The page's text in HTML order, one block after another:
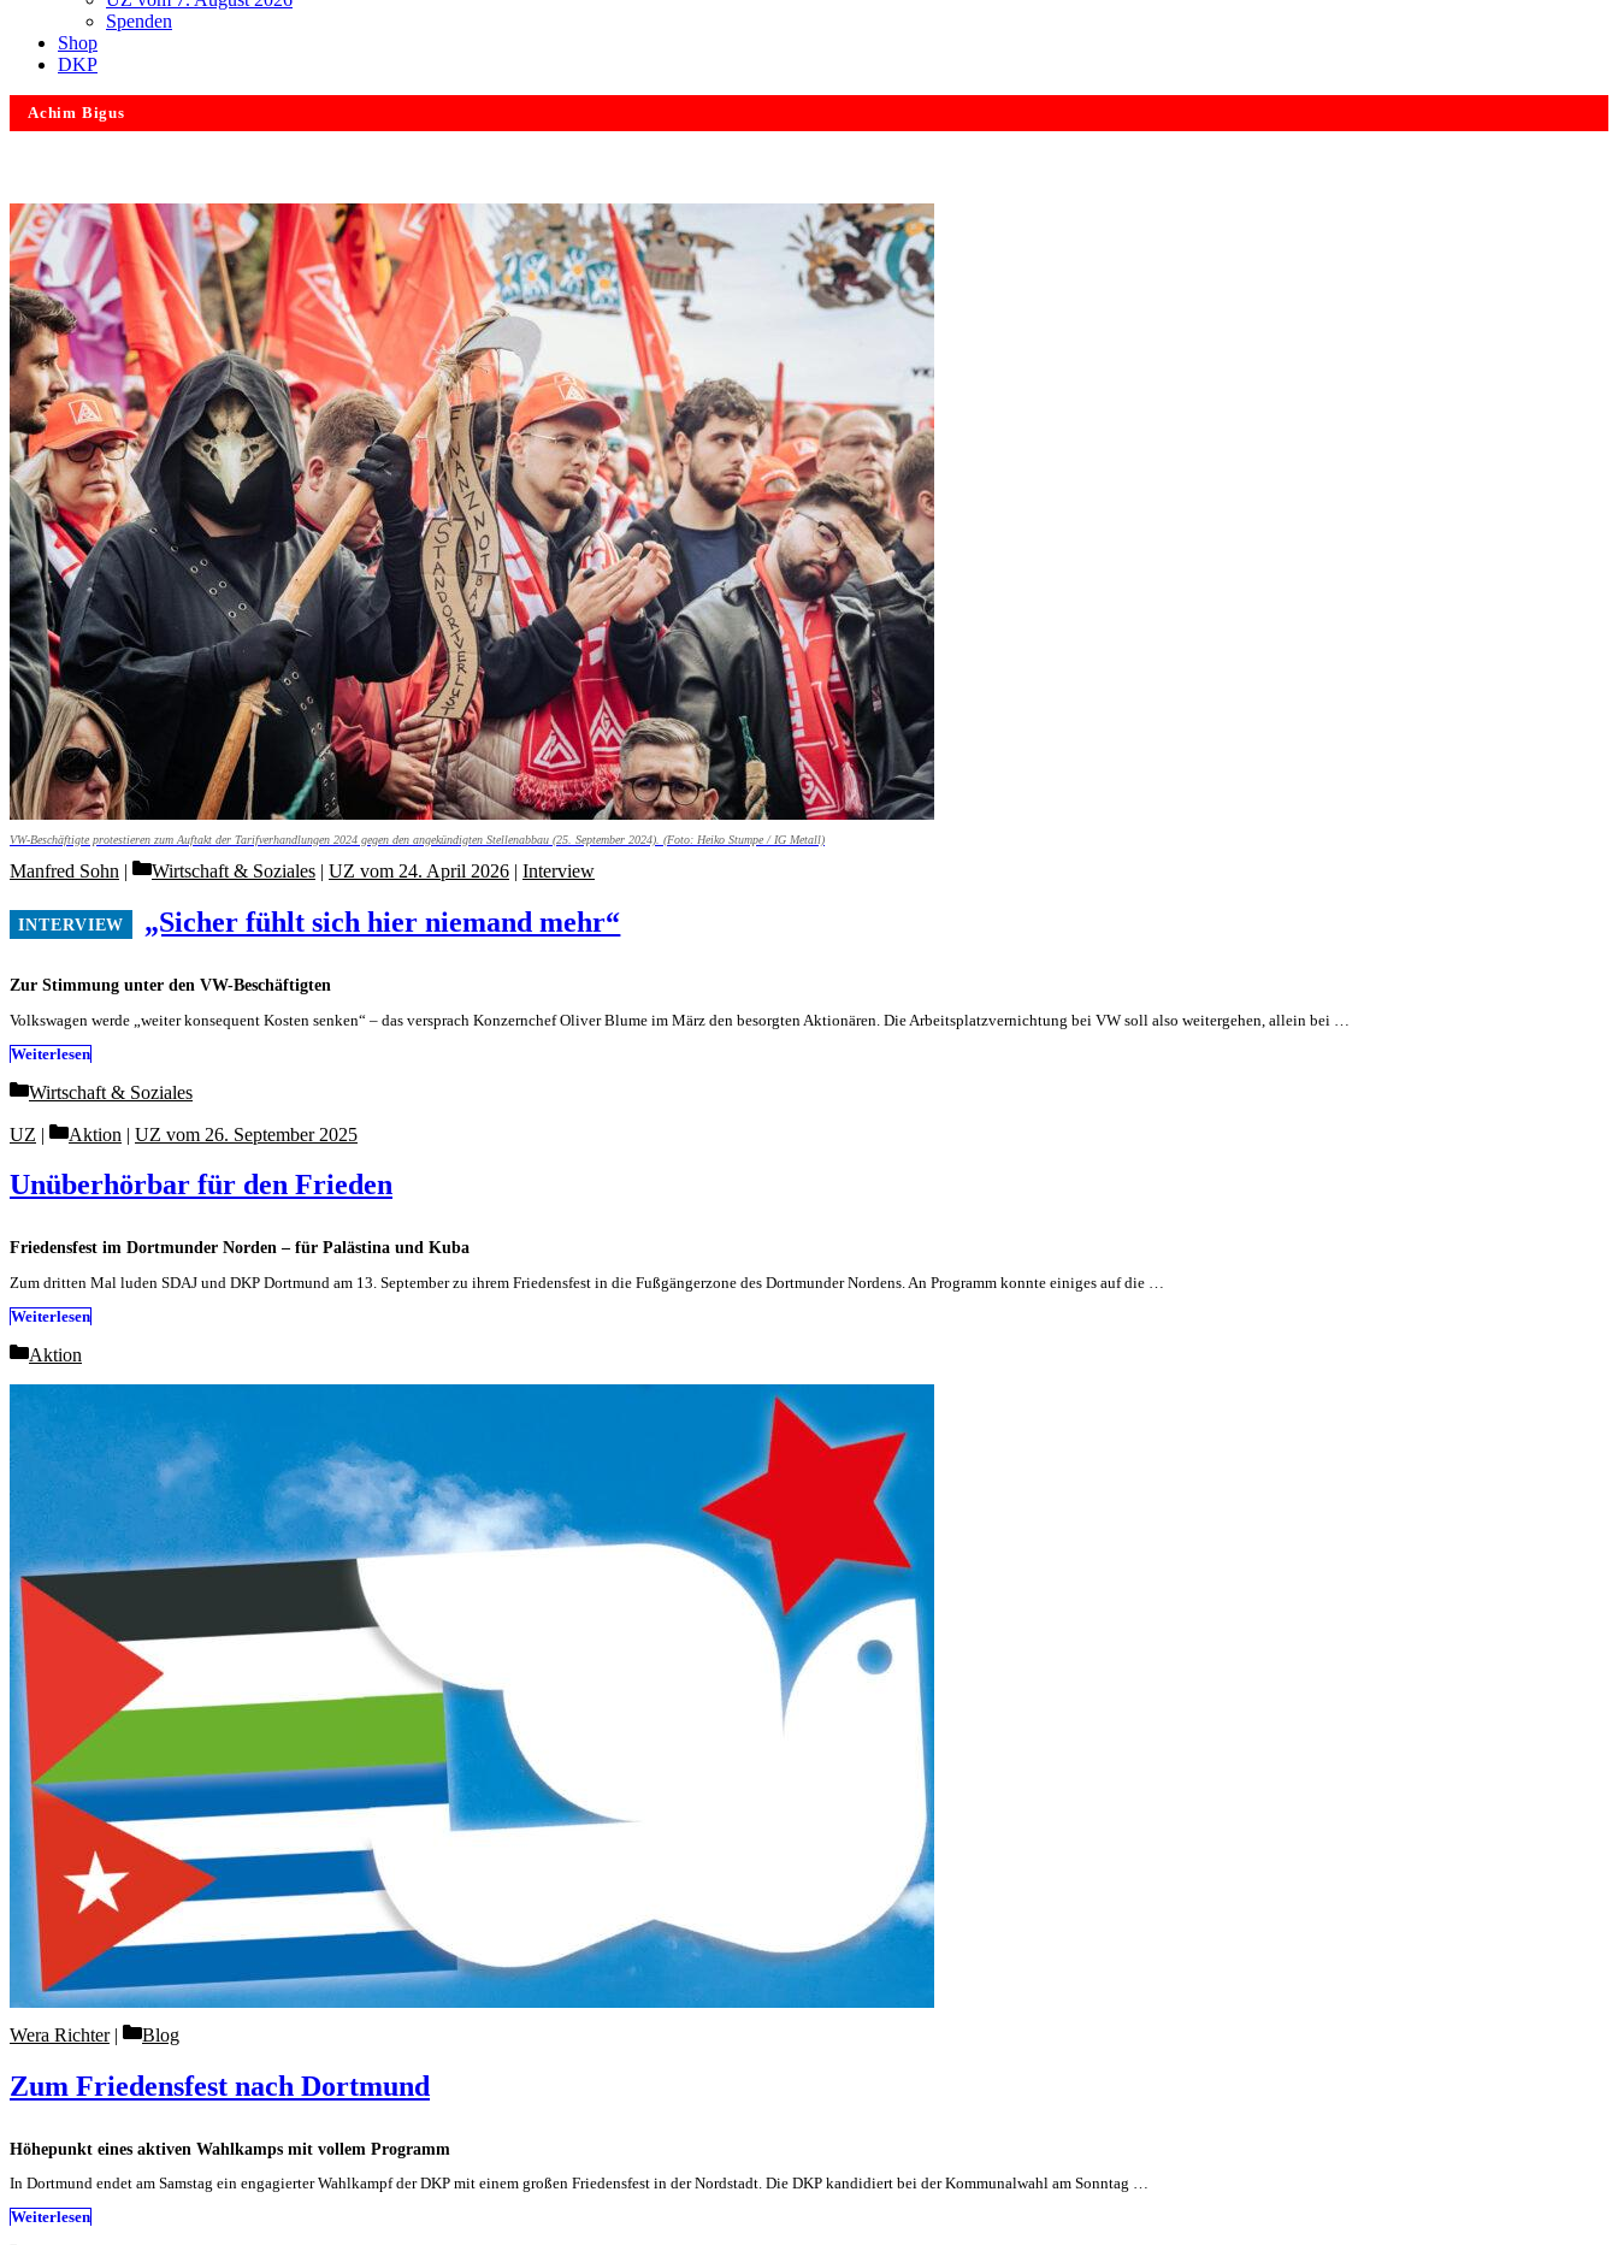
Spenden
Shop
DKP
Achim Bigus
VW-Beschäftigte protestieren zum Auftakt der Tarifverhandlungen 2024 gegen den angekündigten Stellenabbau (25. September 2024). (Foto: Heiko Stumpe / IG Metall)
Zur Stimmung unter den VW-Beschäftigten
„Sicher fühlt sich hier niemand mehr“
Manfred Sohn Categories
Wirtschaft & Soziales | UZ vom 24. April 2026 | Interview
Volkswagen werde „weiter konsequent Kosten senken“ – das versprach Konzernchef Oliver Blume im März den besorgten Aktionären. Die Arbeitsplatzvernichtung bei VW soll also weitergehen, allein bei …
Weiterlesen
Categories
Wirtschaft & Soziales
Friedensfest im Dortmunder Norden – für Palästina und Kuba
Unüberhörbar für den Frieden
UZ Categories
Aktion | UZ vom 26. September 2025
Zum dritten Mal luden SDAJ und DKP Dortmund am 13. September zu ihrem Friedensfest in die Fußgängerzone des Dortmunder Nordens. An Programm konnte einiges auf die …
Weiterlesen
Categories
Aktion
Höhepunkt eines aktiven Wahlkamps mit vollem Programm
Zum Friedensfest nach Dortmund
Wera Richter Categories
Blog
In Dortmund endet am Samstag ein engagierter Wahlkampf der DKP mit einem großen Friedensfest in der Nordstadt. Die DKP kandidiert bei der Kommunalwahl am Sonntag …
Weiterlesen